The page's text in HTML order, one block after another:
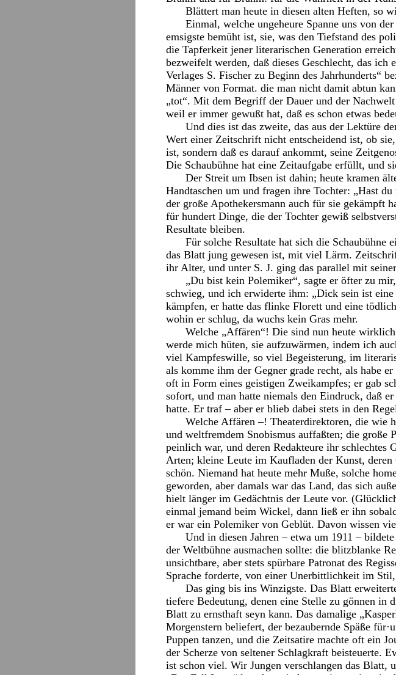
Blättert man heute in diesen alten Heften, so
Einmal, welche ungeheure Spanne uns von
emsigste bemüht ist, sie, was den Tiefstand des
die Tapferkeit jener literarischen Generation
bezweifelt werden, daß dieses Geschlecht, das
Verlages S. Fischer zu Beginn des Jahrhunderts“
Männer von Format. die man nicht damit abtun
„tot“. Mit dem Begriff der Dauer und der
weil er immer gewußt hat, daß es schon etwas
Und dies ist das zweite, das aus der Lektüre
Wert einer Zeitschrift nicht entscheidend ist, ob
ist, sondern daß es darauf ankommt, seine
Die Schaubühne hat eine Zeitaufgabe erfüllt, und
Der Streit um Ibsen ist dahin; heute kramen
Handtaschen um und fragen ihre Tochter: „Hast
der große Apothekersmann auch für sie gekämpft
für hundert Dinge, die der Tochter gewiß
Resultate bleiben.
Für solche Resultate hat sich die
das Blatt jung gewesen ist, mit viel Lärm.
ihr Alter, und unter S. J. ging das parallel mit
„Du bist kein Polemiker“, sagte er öfter zu
schwieg, und ich erwiderte ihm: „Dick sein ist
kämpfen, er hatte das flinke Florett und eine
wohin er schlug, da wuchs kein Gras mehr.
Welche „Affären“! Die sind nun heute
werde mich hüten, sie aufzuwärmen, indem ich
viel Kampfeswille, so viel Begeisterung, im
als komme ihm der Gegner grade recht, als habe
oft in Form eines geistigen Zweikampfes; er gab
sofort, und man hatte niemals den Eindruck, daß
hatte. Er traf – aber er blieb dabei stets in den
Welche Affären –! Theaterdirektoren, die wie
und weltfremdem Snobismus auffaßten; die große
peinlich war, und deren Redakteure ihr schlechtes
Arten; kleine Leute im Kaufladen der Kunst,
schön. Niemand hat heute mehr Muße, solche
geworden, aber damals war das Land, das sich
hielt länger im Gedächtnis der Leute vor.
einmal jemand beim Wickel, dann ließ er ihn
er war ein Polemiker von Geblüt. Davon wissen
Und in diesen Jahren – etwa um 1911 –
der Weltbühne ausmachen sollte: die blitzblanke
unsichtbare, aber stets spürbare Patronat des
Sprache forderte, von einer Unerbittlichkeit im
Das ging bis ins Winzigste. Das Blatt
tiefere Bedeutung, denen eine Stelle zu gönnen in
Blatt zu ernsthaft seyn kann. Das damalige
Morgenstern beliefert, der bezaubernde Späße
Puppen tanzen, und die Zeitsatire machte oft ein
der Scherze von seltener Schlagkraft beisteuerte.
ist schon viel. Wir Jungen verschlangen das Blatt,